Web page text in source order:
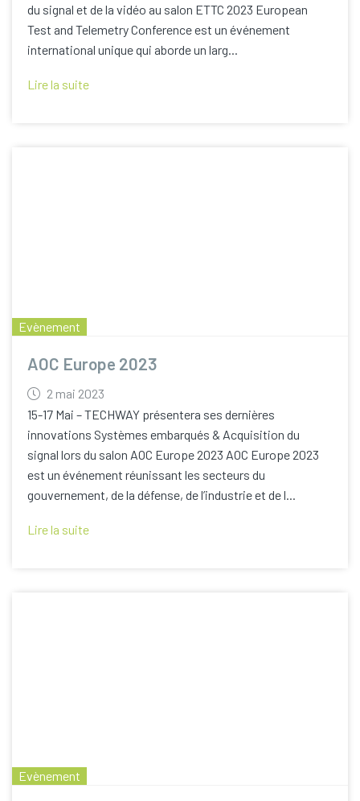
du signal et de la vidéo au salon ETTC 2023 European
Test and Telemetry Conference est un événement
international unique qui aborde un larg...
Lire la suite
Evènement
AOC Europe 2023
2 mai 2023
15-17 Mai – TECHWAY présentera ses dernières
innovations Systèmes embarqués & Acquisition du
signal lors du salon AOC Europe 2023 AOC Europe 2023
est un événement réunissant les secteurs du
gouvernement, de la défense, de l’industrie et de l...
Lire la suite
Evènement